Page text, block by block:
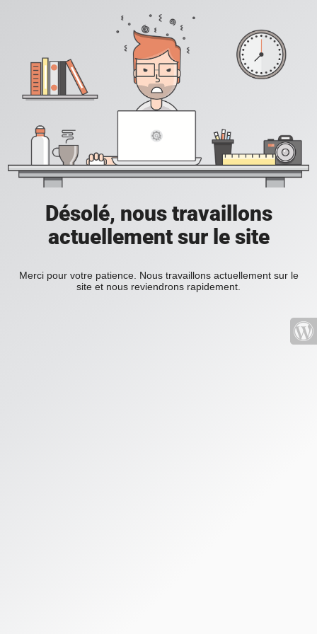
Désolé, nous travaillons
actuellement sur le site
Merci pour votre patience. Nous travaillons actuellement sur le
site et nous reviendrons rapidement.